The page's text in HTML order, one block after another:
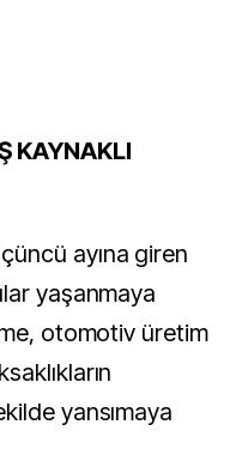
KAYNAKLI
ayına giren
yaşanmaya
otomotiv üretim
yansımaya